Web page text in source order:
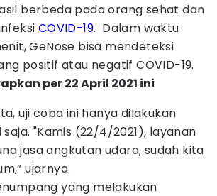
berbeda pada orang sehat dan
COVID-19. Dalam waktu
GeNose bisa mendeteksi
positif atau negatif COVID-19.
per 22 April 2021 ini
uji coba ini hanya dilakukan
"Kamis (22/4/2021), layanan
jasa angkutan udara, sudah kita
ujarnya.
yang melakukan